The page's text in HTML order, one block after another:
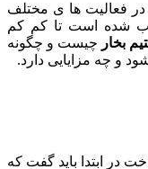
در فعالیت ها ی مختلف
شده است تا کم کم
بخار چیست و چگونه
و چه مزایایی دارد.
در ابتدا باید گفت که